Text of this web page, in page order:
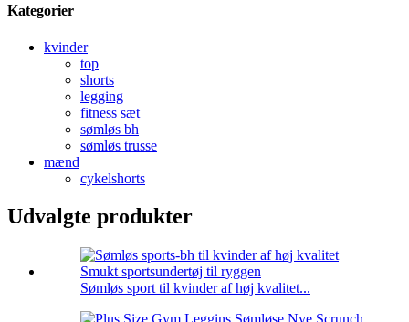
Kategorier
kvinder
top
shorts
legging
fitness sæt
sømløs bh
sømløs trusse
mænd
cykelshorts
Udvalgte produkter
Sømløs sport til kvinder af høj kvalitet...